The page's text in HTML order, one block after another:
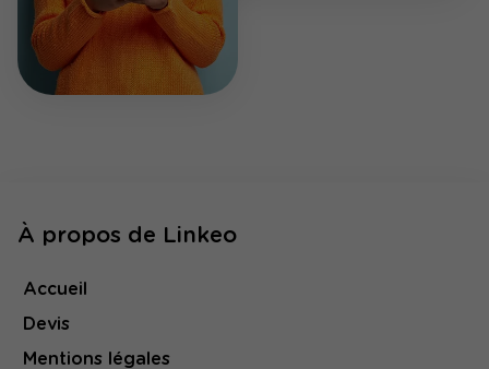
À propos de Linkeo
Accueil
Devis
Mentions légales